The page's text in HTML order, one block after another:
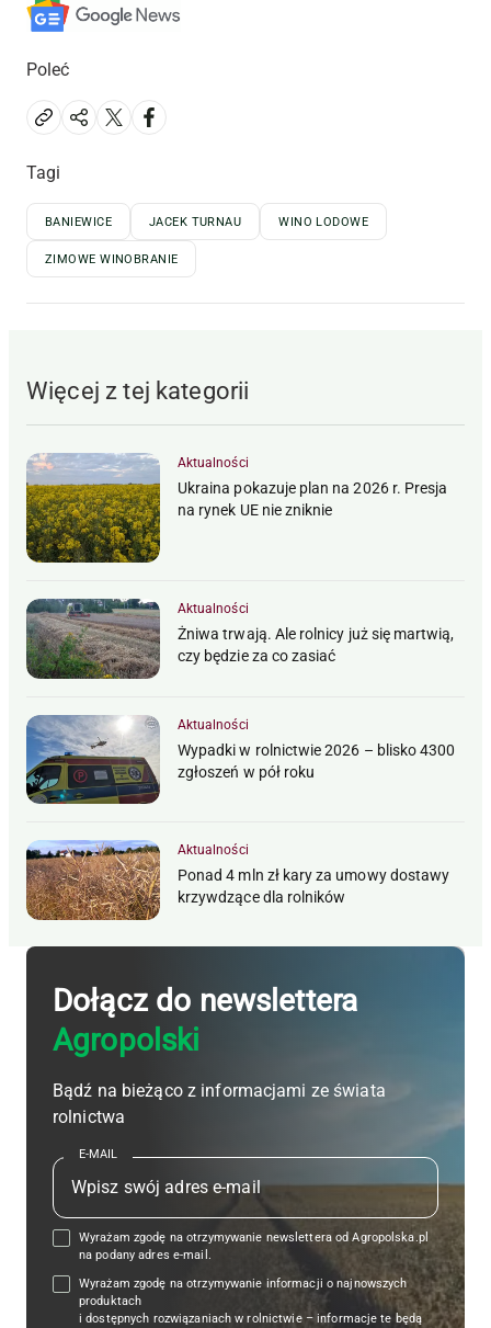
Poleć
Tagi
BANIEWICE JACEK TURNAU WINO LODOWE
ZIMOWE WINOBRANIE
Więcej z tej kategorii
Aktualności
Ukraina pokazuje plan na 2026 r. Presja
na rynek UE nie zniknie
Aktualności
Żniwa trwają. Ale rolnicy już się martwią,
czy będzie za co zasiać
Aktualności
Wypadki w rolnictwie 2026 – blisko 4300
zgłoszeń w pół roku
Aktualności
Ponad 4 mln zł kary za umowy dostawy
krzywdzące dla rolników
Dołącz do newslettera
Agropolski
Bądź na bieżąco z informacjami ze świata
rolnictwa
E-MAIL
Wyrażam zgodę na otrzymywanie newslettera od Agropolska.pl
na podany adres e-mail.
Wyrażam zgodę na otrzymywanie informacji o najnowszych
produktach
i dostępnych rozwiązaniach w rolnictwie – informacje te będą